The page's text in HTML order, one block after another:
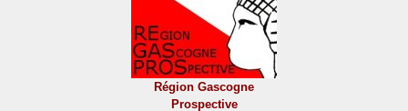
Région Gascogne
Prospective